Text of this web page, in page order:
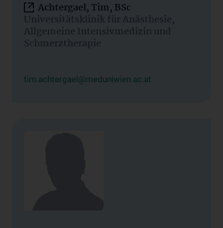
Achtergael, Tim, BSc
Universitätsklinik für Anästhesie,
Allgemeine Intensivmedizin und
Schmerztherapie
tim.achtergael@meduniwien.ac.at